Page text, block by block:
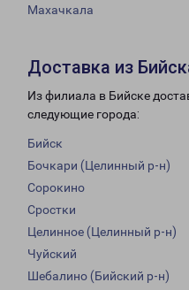
Махачкала
Доставка из
Из филиала в Бийске
следующие города:
Бийск
Бочкари (Целинный р-н)
Сорокино
Сростки
Целинное (Целинный р-н)
Чуйский
Шебалино (Бийский р-н)